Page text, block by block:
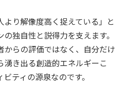
より解像度高く捉えている」と
独自性と説得力を支えます。
からの評価ではなく、自分だけ
湧き出る創造的エネルギーこ
ティの源泉なのです。